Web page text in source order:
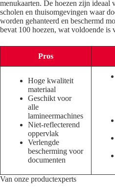
menukaarten. De hoezen zijn ideaal
scholen en thuisomgevingen waar
worden gehanteerd en beschermd
bevat 100 hoezen, wat voldoende is
Pros
Hoge kwaliteit
materiaal
Geschikt voor
alle
lamineermachines
Niet-reflecterend
oppervlak
Verlengde
bescherming voor
documenten
Van onze productexperts